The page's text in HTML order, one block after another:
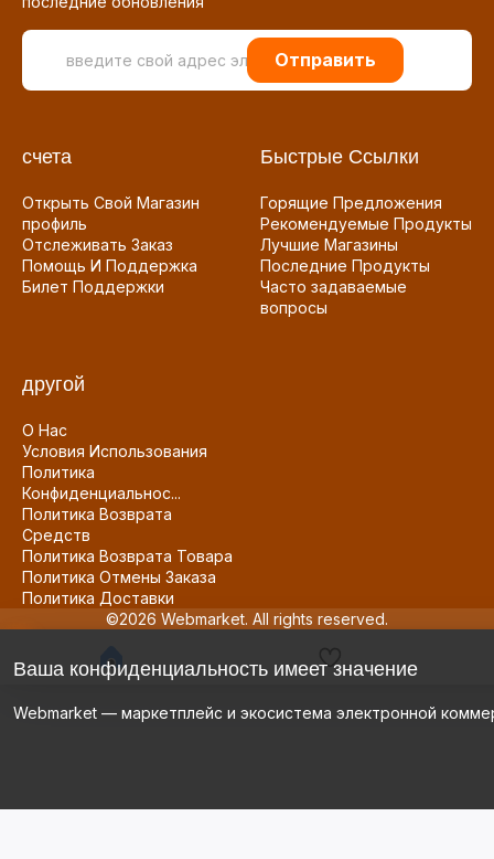
Отправить
счета
Открыть Свой Магазин
профиль
Отслеживать Заказ
Помощь И Поддержка
Билет Поддержки
Быстрые Ссылки
Горящие Предложения
Рекомендуемые Продукты
Лучшие Магазины
Последние Продукты
Часто задаваемые
вопросы
другой
О Нас
Условия Использования
Политика
Конфиденциальнос...
Политика Возврата
Средств
Политика Возврата Товара
Политика Отмены Заказа
Политика Доставки
©2026 Webmarket. All rights reserved.
Ваша конфиденциальность имеет значение
Webmarket — маркетплейс и экосистема электронной